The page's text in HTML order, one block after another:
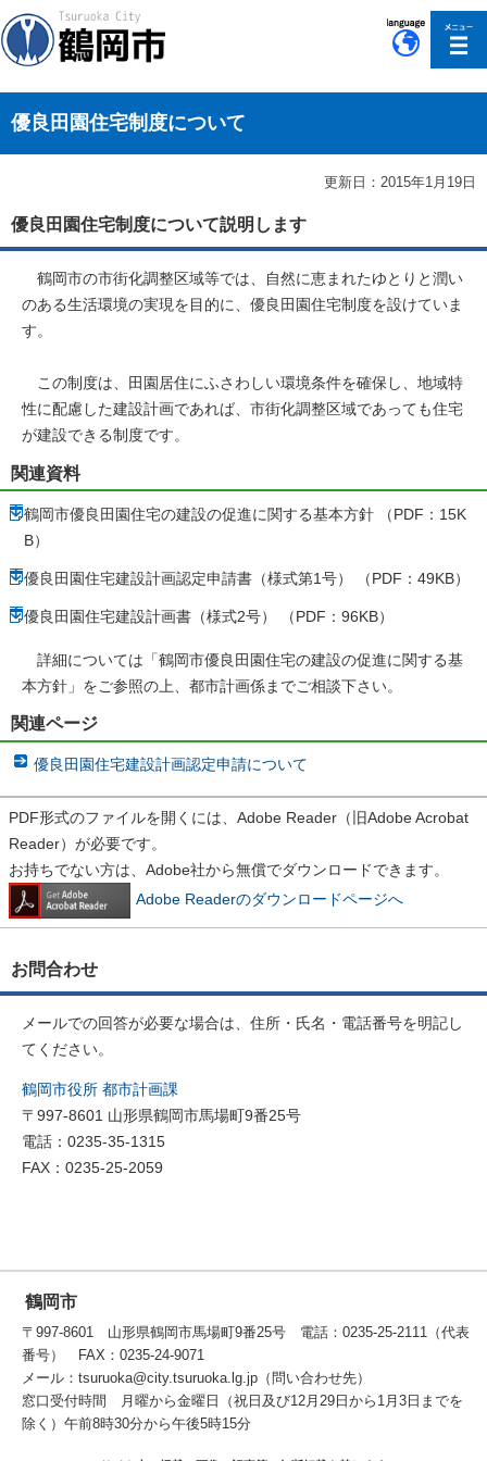
優良田園住宅制度について
更新日：2015年1月19日
優良田園住宅制度について説明します
鶴岡市の市街化調整区域等では、自然に恵まれたゆとりと潤い
のある生活環境の実現を目的に、優良田園住宅制度を設けていま
す。
この制度は、田園居住にふさわしい環境条件を確保し、地域特
性に配慮した建設計画であれば、市街化調整区域であっても住宅
が建設できる制度です。
関連資料
鶴岡市優良田園住宅の建設の促進に関する基本方針 （PDF：15K
B）
優良田園住宅建設計画認定申請書（様式第1号） （PDF：49KB）
優良田園住宅建設計画書（様式2号） （PDF：96KB）
詳細については「鶴岡市優良田園住宅の建設の促進に関する基
本方針」をご参照の上、都市計画係までご相談下さい。
関連ページ
優良田園住宅建設計画認定申請について
PDF形式のファイルを開くには、Adobe Reader（旧Adobe Acrobat
Reader）が必要です。
お持ちでない方は、Adobe社から無償でダウンロードできます。
Adobe Readerのダウンロードページへ
お問合わせ
メールでの回答が必要な場合は、住所・氏名・電話番号を明記し
てください。
鶴岡市役所 都市計画課
〒997-8601 山形県鶴岡市馬場町9番25号
電話：0235-35-1315
FAX：0235-25-2059
鶴岡市
〒997-8601 山形県鶴岡市馬場町9番25号 電話：0235-25-2111（代表
番号） FAX：0235-24-9071
メール：tsuruoka@city.tsuruoka.lg.jp（問い合わせ先）
窓口受付時間 月曜から金曜日（祝日及び12月29日から1月3日までを
除く）午前8時30分から午後5時15分